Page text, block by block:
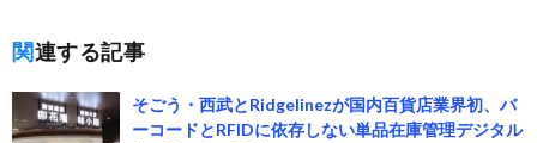
関連する記事
そごう・西武とRidgelinezが国内百貨店業界初、バ
ーコードとRFIDに依存しない単品在庫管理デジタル